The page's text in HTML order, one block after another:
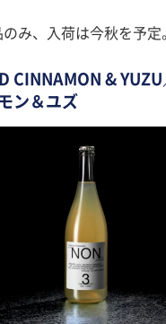
み、入荷は今秋を予定
CINNAMON &
ン＆ユズ